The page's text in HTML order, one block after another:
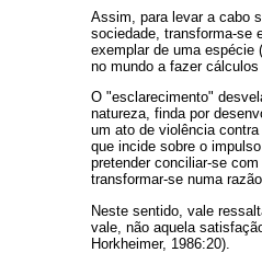
Assim, para levar a cabo
sociedade, transforma-se
exemplar de uma
no mundo a fazer
O "esclarecimento"
natureza, finda por
um ato de violência
que incide sobre o
pretender conciliar-se
transformar-se numa
Neste sentido, vale
vale, não aquela
Horkheimer, 1986:20).